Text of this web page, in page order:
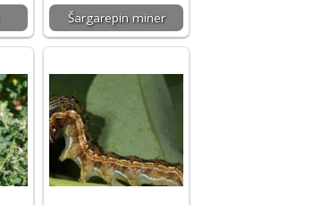
Šargarepin miner